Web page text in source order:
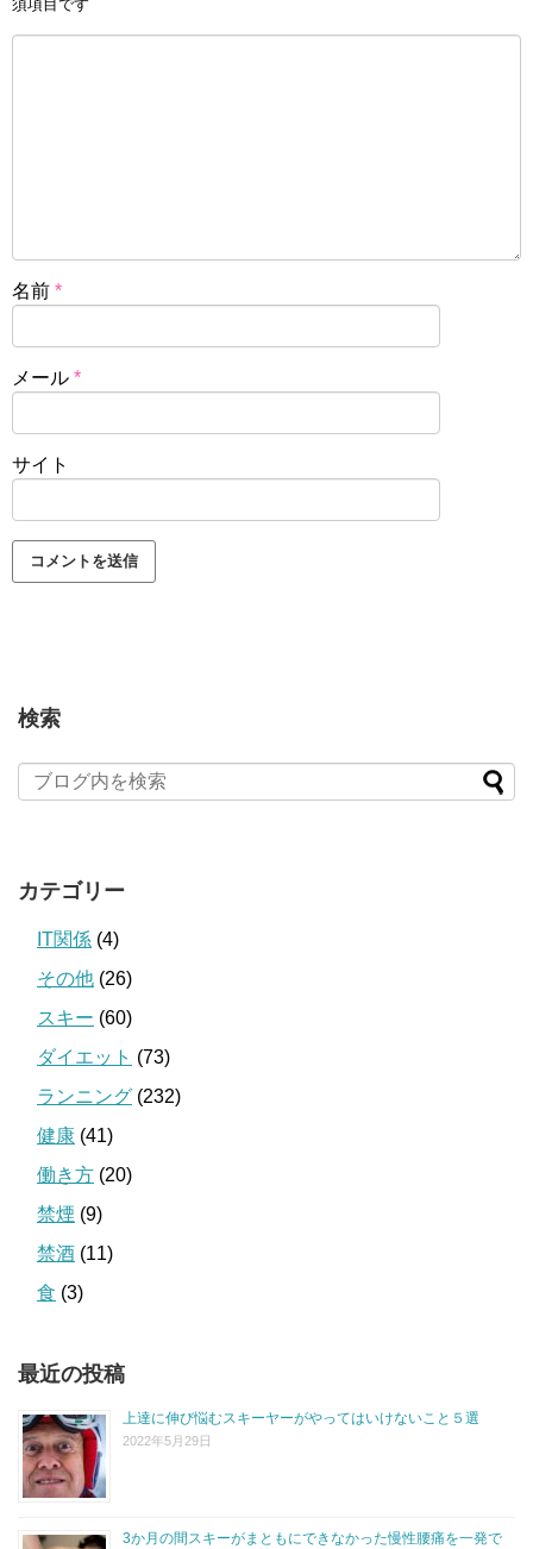
須項目です
名前 *
メール *
サイト
検索
カテゴリー
IT関係 (4)
その他 (26)
スキー (60)
ダイエット (73)
ランニング (232)
健康 (41)
働き方 (20)
禁煙 (9)
禁酒 (11)
食 (3)
最近の投稿
上達に伸び悩むスキーヤーがやってはいけないこと５選
2022年5月29日
3か月の間スキーがまともにできなかった慢性腰痛を一発で